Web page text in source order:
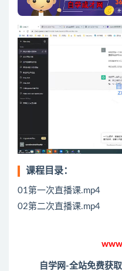
课程目录：
01第一次直播课.mp4
02第二次直播课.mp4
自学网-全站免费获取